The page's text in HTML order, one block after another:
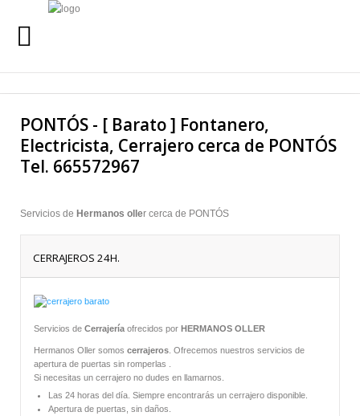
INICIO
SERVICIOS
SERVICIO 24 HORAS
URGENCIAS24 HORAS
LLAMANOS AL
PONTÓS - [ Barato ] Fontanero,
Electricista, Cerrajero cerca de PONTÓS
Tel. 665572967
Servicios de Hermanos oller cerca de PONTÓS
CERRAJEROS 24H.
Servicios de Cerrajeríaofrecidos por HERMANOS OLLER
Hermanos Oller somos cerrajeros. Ofrecemos nuestros servicios de
apertura de puertas sin romperlas .
Si necesitas un cerrajero no dudes en llamarnos.
Las 24 horas del día. Siempre encontrarás un cerrajero disponible.
Apertura de puertas, sin daños.